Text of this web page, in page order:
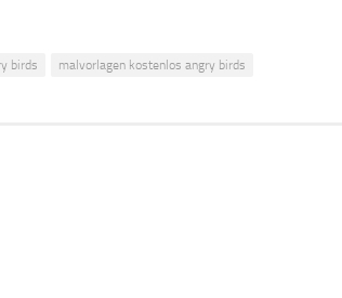
birds malvorlagen kostenlos angry birds